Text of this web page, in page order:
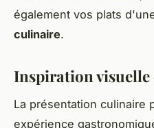
également vos plats
culinaire.
Inspiration visuelle
La présentation culinaire
expérience